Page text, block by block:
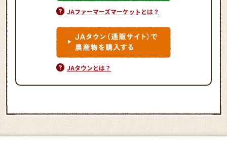
JAファーマーズマーケットとは？
JAタウンとは？